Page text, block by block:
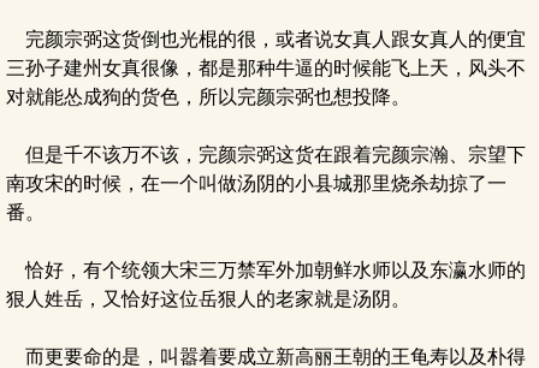
完颜宗弼这货倒也光棍的很，或者说女真人跟女真人的便宜
三孙子建州女真很像，都是那种牛逼的时候能飞上天，风头不
对就能怂成狗的货色，所以完颜宗弼也想投降。
但是千不该万不该，完颜宗弼这货在跟着完颜宗瀚、宗望下
南攻宋的时候，在一个叫做汤阴的小县城那里烧杀劫掠了一
番。
恰好，有个统领大宋三万禁军外加朝鲜水师以及东瀛水师的
狠人姓岳，又恰好这位岳狠人的老家就是汤阴。
而更要命的是，叫嚣着要成立新高丽王朝的王龟寿以及朴得